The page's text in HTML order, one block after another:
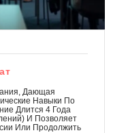
Дающая
Навыки По
Длится 4 Года
И Позволяет
Или Продолжить